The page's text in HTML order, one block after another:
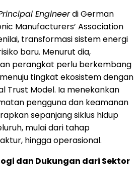
Engineerdi German
Manufacturers’ Association
transformasi sistem energi
baru. Menurut dia,
perangkat perlu berkembang
tingkat ekosistem dengan
Trust Model. Ia menekankan
pengguna dan keamanan
sepanjang siklus hidup
mulai dari tahap
hingga operasional.
dan Dukungan dari Sektor